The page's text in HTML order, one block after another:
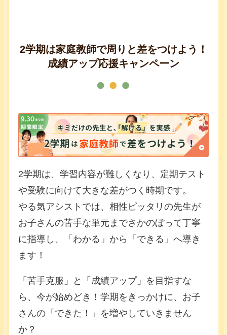
2学期は家庭教師で周りと差をつけよう！
成績アップ応援キャンペーン
2学期は、学習内容が難しくなり、定期テスト
や受験に向けて大きな差がつく時期です。
やる気アシストでは、相性ピッタリの先生が
お子さんの苦手な単元までさかのぼって丁寧
に指導し、「わかる」から「できる」へ導き
ます！
「苦手克服」と「成績アップ」を目指すな
ら、今が始めどき！学期をきっかけに、お子
さんの「できた！」を増やしていきません
か？